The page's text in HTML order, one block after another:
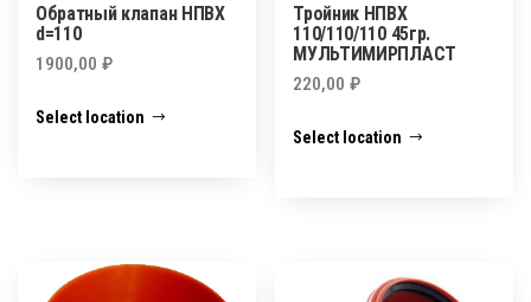
Обратный клапан НПВХ
d=110
1900,00 ₽
Select location
Тройник НПВХ
110/110/110 45гр.
МУЛЬТИМИРПЛАСТ
220,00₽
Select location